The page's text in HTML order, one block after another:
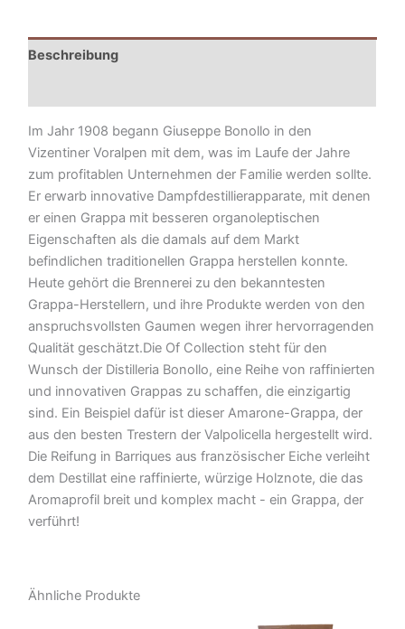
Beschreibung
Im Jahr 1908 begann Giuseppe Bonollo in den
Vizentiner Voralpen mit dem, was im Laufe der Jahre
zum profitablen Unternehmen der Familie werden sollte.
Er erwarb innovative Dampfdestillierapparate, mit denen
er einen Grappa mit besseren organoleptischen
Eigenschaften als die damals auf dem Markt
befindlichen traditionellen Grappa herstellen konnte.
Heute gehört die Brennerei zu den bekanntesten
Grappa-Herstellern, und ihre Produkte werden von den
anspruchsvollsten Gaumen wegen ihrer hervorragenden
Qualität geschätzt.Die Of Collection steht für den
Wunsch der Distilleria Bonollo, eine Reihe von raffinierten
und innovativen Grappas zu schaffen, die einzigartig
sind. Ein Beispiel dafür ist dieser Amarone-Grappa, der
aus den besten Trestern der Valpolicella hergestellt wird.
Die Reifung in Barriques aus französischer Eiche verleiht
dem Destillat eine raffinierte, würzige Holznote, die das
Aromaprofil breit und komplex macht - ein Grappa, der
verführt!
Ähnliche Produkte